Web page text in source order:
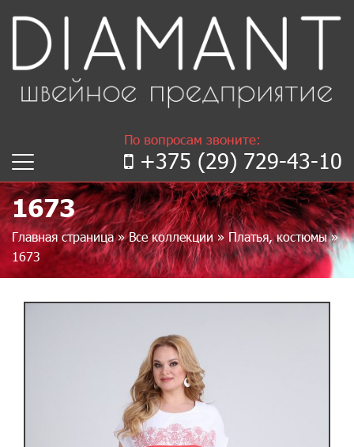
По вопросам звоните:
+375 (29) 729-43-10
1673
Главная страница»Все коллекции»Платья, костюмы»
1673